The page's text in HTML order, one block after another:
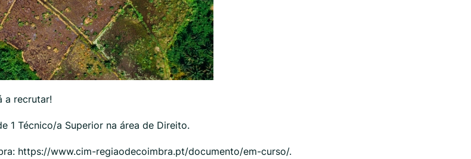
a recrutar!
1 Técnico/a Superior na área de Direito.
https://www.cim-regiaodecoimbra.pt/documento/em-curso/.